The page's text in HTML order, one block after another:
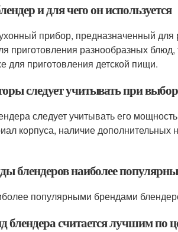
и для чего он используется
прибор, предназначенный
приготовления разнообразных
для приготовления детской пищи.
следует учитывать при
следует учитывать его
корпуса, наличие дополнительных
блендеров наиболее
популярными брендами
блендера считается лучшим по